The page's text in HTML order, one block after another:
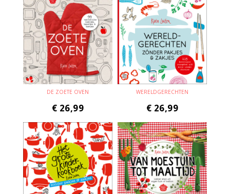
DE ZOETE OVEN
€ 26,99
WERELDGERECHTEN
€ 26,99